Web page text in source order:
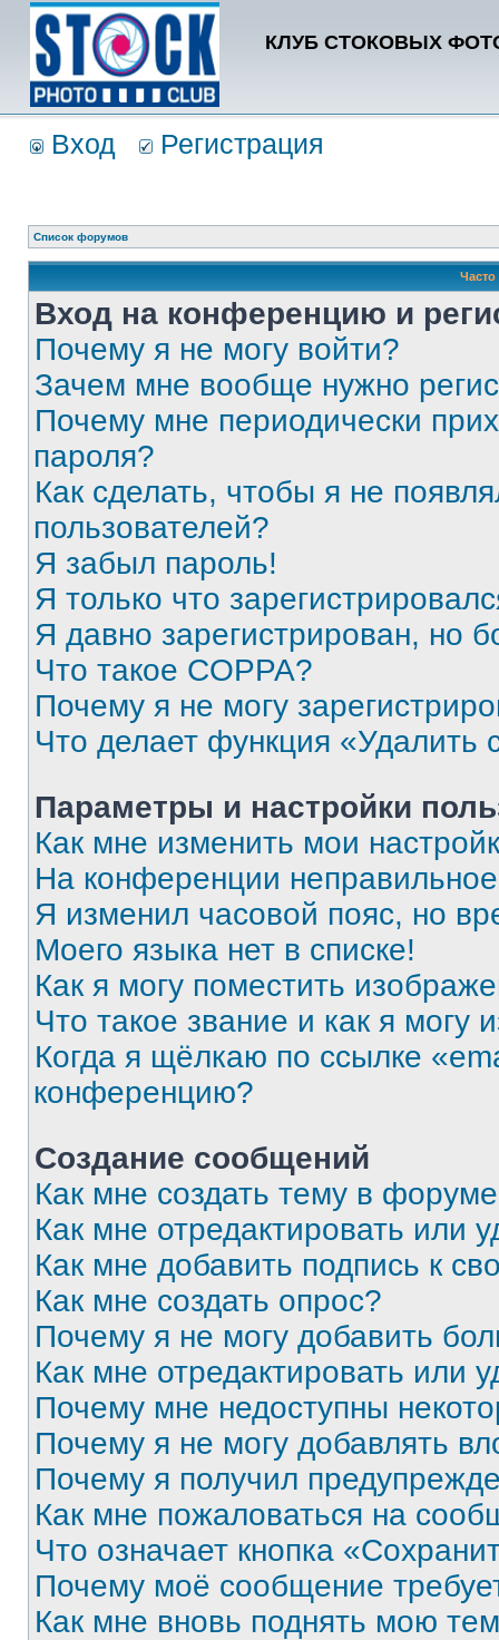
КЛУБ СТОКОВЫХ
Вход Регистрация
Список форумов
Вход на конференцию и
Почему я не могу войти?
Зачем мне вообще нужно
Почему мне периодически
пароля?
Как сделать, чтобы я не
пользователей?
Я забыл пароль!
Я только что
Я давно зарегистрирован, но
Что такое COPPA?
Почему я не могу
Что делает функция «Удалить
Параметры и настройки
Как мне изменить мои
На конференции
Я изменил часовой пояс, но
Моего языка нет в списке!
Как я могу поместить
Что такое звание и как я могу
Когда я щёлкаю по ссылке
конференцию?
Создание сообщений
Как мне создать тему в
Как мне отредактировать или
Как мне добавить подпись к
Как мне создать опрос?
Почему я не могу добавить
Как мне отредактировать или
Почему мне недоступны
Почему я не могу добавлять
Почему я получил
Как мне пожаловаться на
Что означает кнопка
Почему моё сообщение
Как мне вновь поднять мою